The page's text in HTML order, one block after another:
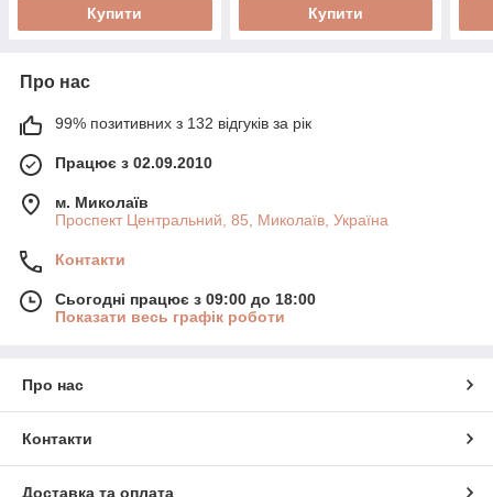
Купити Купити
Про нас
99% позитивних з 132 відгуків за рік
Працює з 02.09.2010
м. Миколаїв
Проспект Центральний, 85, Миколаїв, Україна
Контакти
Сьогодні працює з 09:00 до 18:00
Показати весь графік роботи
Про нас
Контакти
Доставка та оплата